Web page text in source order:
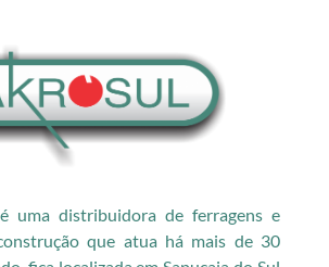
uma distribuidora de ferragens e
que atua há mais de 30